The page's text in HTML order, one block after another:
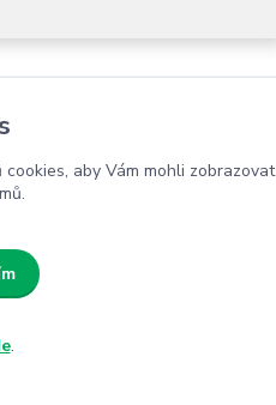
aby Vám mohli zobrazovat
.